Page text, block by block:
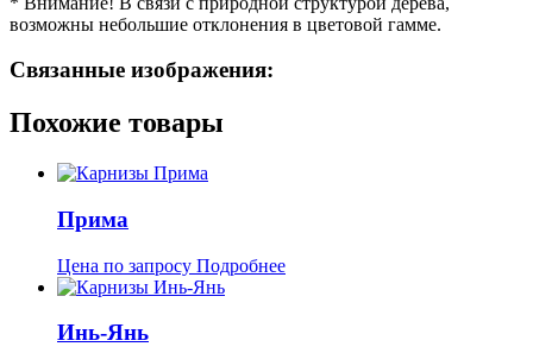
возможны небольшие отклонения в цветовой гамме.
Связанные изображения:
Похожие товары
Прима
Цена по запросу Подробнее
Инь-Янь